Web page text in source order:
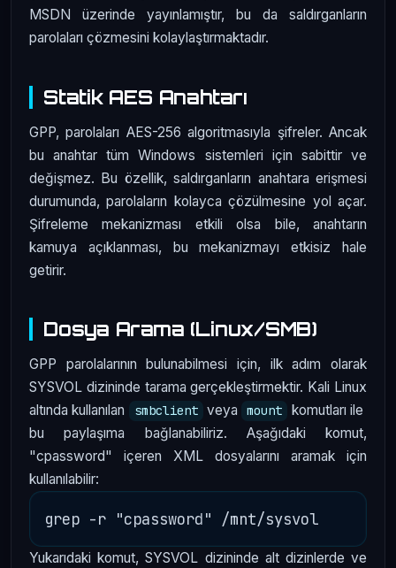
MSDN üzerinde yayınlamıştır, bu da saldırganların
parolaları çözmesini kolaylaştırmaktadır.
Statik AES Anahtarı
GPP, parolaları AES-256 algoritmasıyla şifreler. Ancak
bu anahtar tüm Windows sistemleri için sabittir ve
değişmez. Bu özellik, saldırganların anahtara erişmesi
durumunda, parolaların kolayca çözülmesine yol açar.
Şifreleme mekanizması etkili olsa bile, anahtarın
kamuya açıklanması, bu mekanizmayı etkisiz hale
getirir.
Dosya Arama (Linux/SMB)
GPP parolalarının bulunabilmesi için, ilk adım olarak
SYSVOL dizininde tarama gerçekleştirmektir. Kali Linux
altında kullanılan
smbclient veya mount
komutları ile
bu paylaşıma bağlanabiliriz. Aşağıdaki komut,
"cpassword" içeren XML dosyalarını aramak için
kullanılabilir:
Yukarıdaki komut, SYSVOL dizininde alt dizinlerde ve